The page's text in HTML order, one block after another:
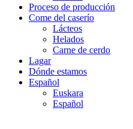
Proceso de producción
Come del caserío
Lácteos
Helados
Carne de cerdo
Lagar
Dónde estamos
Español
Euskara
Español